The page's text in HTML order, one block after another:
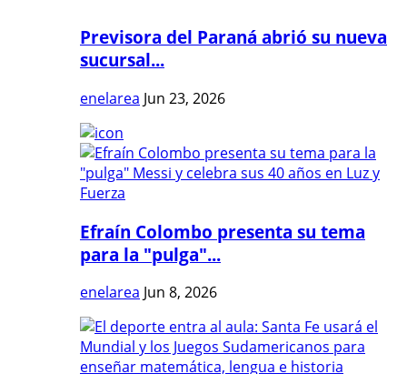
Previsora del Paraná abrió su nueva
sucursal...
enelarea Jun 23, 2026
Efraín Colombo presenta su tema
para la "pulga"...
enelarea Jun 8, 2026